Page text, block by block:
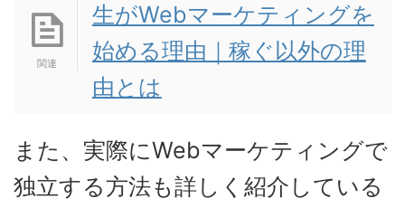
生がWebマーケティングを
始める理由｜稼ぐ以外の理
由とは
また、実際にWebマーケティングで
独立する方法も詳しく紹介している